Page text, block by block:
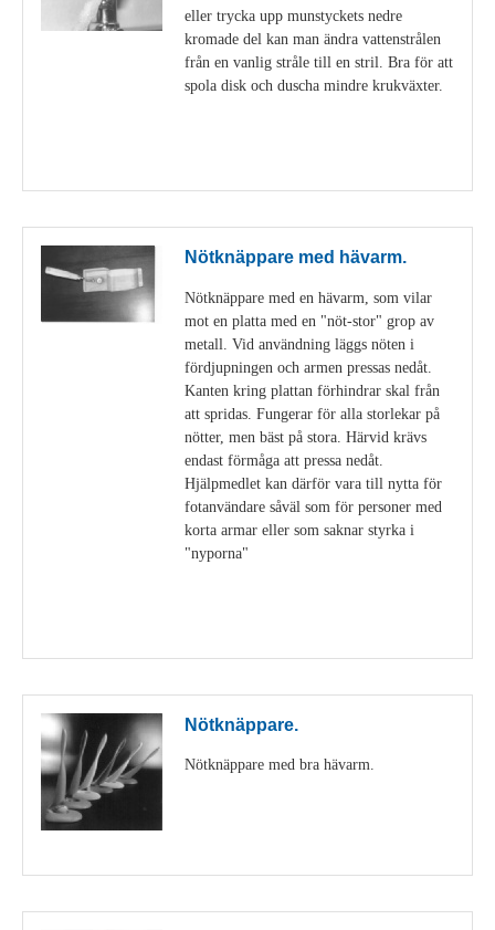
eller trycka upp munstyckets nedre
kromade del kan man ändra vattenstrålen
från en vanlig stråle till en stril. Bra för att
spola disk och duscha mindre krukväxter.
Nötknäppare med hävarm.
Nötknäppare med en hävarm, som vilar
mot en platta med en "nöt-stor" grop av
metall. Vid användning läggs nöten i
fördjupningen och armen pressas nedåt.
Kanten kring plattan förhindrar skal från
att spridas. Fungerar för alla storlekar på
nötter, men bäst på stora. Härvid krävs
endast förmåga att pressa nedåt.
Hjälpmedlet kan därför vara till nytta för
fotanvändare såväl som för personer med
korta armar eller som saknar styrka i
"nyporna"
Nötknäppare.
Nötknäppare med bra hävarm.